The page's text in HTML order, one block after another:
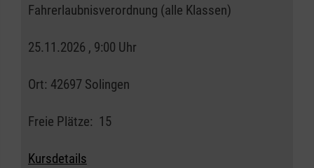
Fahrerlaubnisverordnung (alle Klassen)
25.11.2026 , 9:00 Uhr
Ort: 42697 Solingen
Freie Plätze: 15
Kursdetails